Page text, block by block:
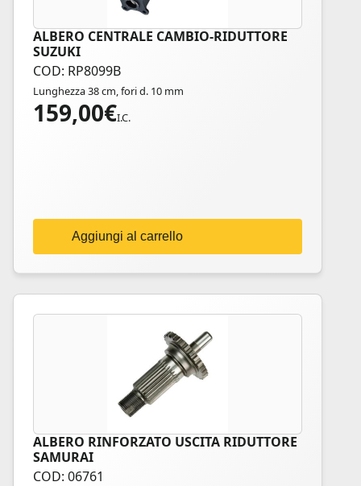
ALBERO CENTRALE CAMBIO-RIDUTTORE
SUZUKI
COD: RP8099B
Lunghezza 38 cm, fori d. 10 mm
159,00€I.C.
Aggiungi al carrello
ALBERO RINFORZATO USCITA RIDUTTORE
SAMURAI
COD: 06761